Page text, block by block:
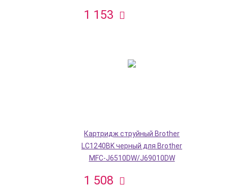
1 153
Картридж струйный Brother
LC1240BK черный для Brother
MFC-J6510DW/J69010DW
1 508